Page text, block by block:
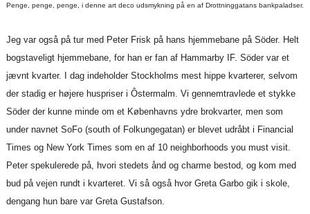
Penge, penge, penge, i denne art deco udsmykning på en af Drottninggatans bankpaladser.
Jeg var også på tur med Peter Frisk på hans hjemmebane på Söder. Helt
bogstaveligt hjemmebane, for han er fan af Hammarby IF. Söder var et
jævnt kvarter. I dag indeholder Stockholms mest hippe kvarterer, selvom
der stadig er højere huspriser i Ôstermalm. Vi gennemtravlede et stykke
Söder der kunne minde om et Københavns ydre brokvarter, men som
under navnet SoFo (south of Folkungegatan) er blevet udråbt i Financial
Times og New York Times som en af 10 neighborhoods you must visit.
Peter spekulerede på, hvori stedets ånd og charme bestod, og kom med
bud på vejen rundt i kvarteret. Vi så også hvor Greta Garbo gik i skole,
dengang hun bare var Greta Gustafson.